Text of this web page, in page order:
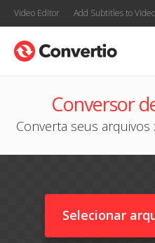
Video Editor Add Subtitles to Video
Conversor
Converta seus
Selecionar